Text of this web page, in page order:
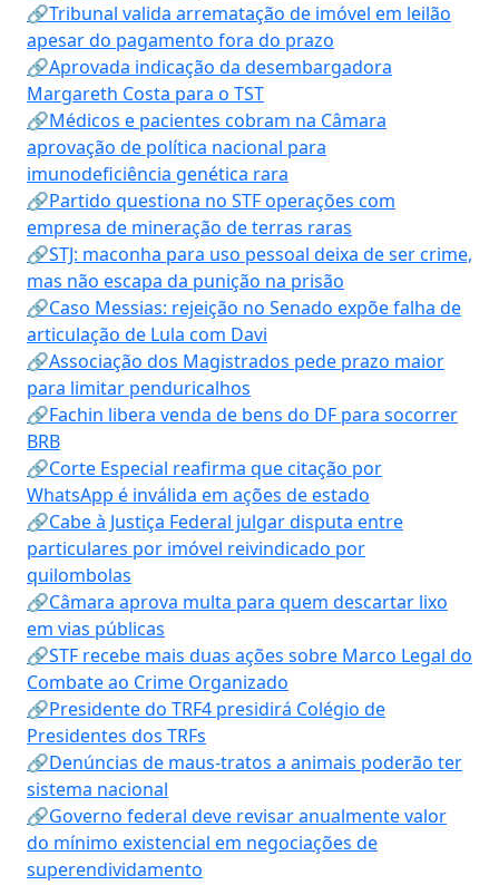
🔗Tribunal valida arrematação de imóvel em leilão
apesar do pagamento fora do prazo
🔗Aprovada indicação da desembargadora
Margareth Costa para o TST
🔗Médicos e pacientes cobram na Câmara
aprovação de política nacional para
imunodeficiência genética rara
🔗Partido questiona no STF operações com
empresa de mineração de terras raras
🔗STJ: maconha para uso pessoal deixa de ser crime,
mas não escapa da punição na prisão
🔗Caso Messias: rejeição no Senado expõe falha de
articulação de Lula com Davi
🔗Associação dos Magistrados pede prazo maior
para limitar penduricalhos
🔗Fachin libera venda de bens do DF para socorrer
BRB
🔗Corte Especial reafirma que citação por
WhatsApp é inválida em ações de estado
🔗Cabe à Justiça Federal julgar disputa entre
particulares por imóvel reivindicado por
quilombolas
🔗Câmara aprova multa para quem descartar lixo
em vias públicas
🔗STF recebe mais duas ações sobre Marco Legal do
Combate ao Crime Organizado
🔗Presidente do TRF4 presidirá Colégio de
Presidentes dos TRFs
🔗Denúncias de maus-tratos a animais poderão ter
sistema nacional
🔗Governo federal deve revisar anualmente valor
do mínimo existencial em negociações de
superendividamento